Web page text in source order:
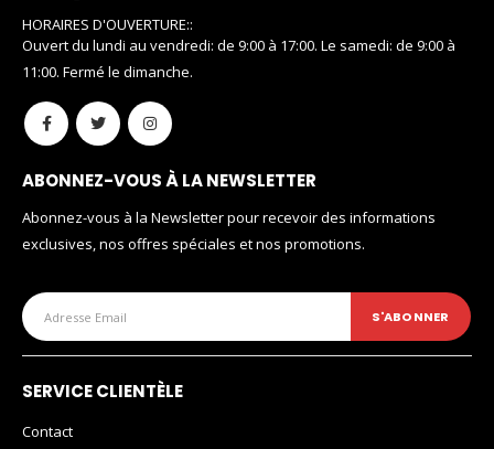
HORAIRES D'OUVERTURE::
Ouvert du lundi au vendredi: de 9:00 à 17:00. Le samedi: de 9:00 à
11:00. Fermé le dimanche.
ABONNEZ-VOUS À LA NEWSLETTER
Abonnez-vous à la Newsletter pour recevoir des informations
exclusives, nos offres spéciales et nos promotions.
SERVICE CLIENTÈLE
Contact